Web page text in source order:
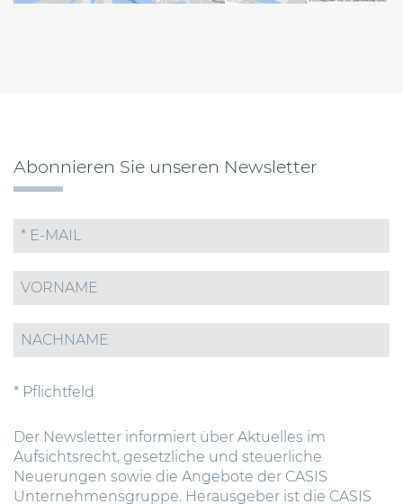
Abonnieren Sie unseren Newsletter
* Pflichtfeld
Der Newsletter informiert über Aktuelles im
Aufsichtsrecht, gesetzliche und steuerliche
Neuerungen sowie die Angebote der CASIS
Unternehmensgruppe. Herausgeber ist die CASIS